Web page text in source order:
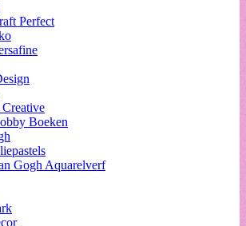
Perfect
Creative
Boeken
Gogh Aquarelverf